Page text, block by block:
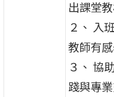
出課堂
２、 入
教師有
３、 協
踐與專